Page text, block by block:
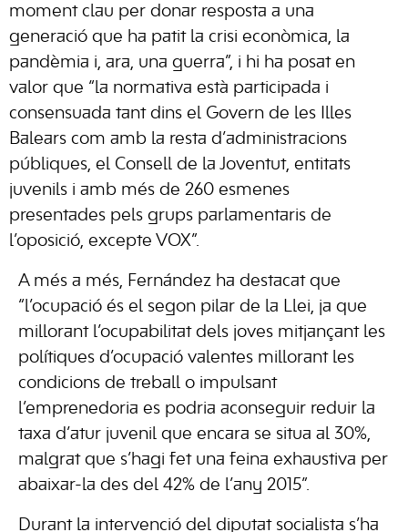
moment clau per donar resposta a una
generació que ha patit la crisi econòmica, la
pandèmia i, ara, una guerra”, i hi ha posat en
valor que “la normativa està participada i
consensuada tant dins el Govern de les Illes
Balears com amb la resta d’administracions
públiques, el Consell de la Joventut, entitats
juvenils i amb més de 260 esmenes
presentades pels grups parlamentaris de
l’oposició, excepte VOX”.
A més a més, Fernández ha destacat que
“l’ocupació és el segon pilar de la Llei, ja que
millorant l’ocupabilitat dels joves mitjançant les
polítiques d’ocupació valentes millorant les
condicions de treball o impulsant
l’emprenedoria es podria aconseguir reduir la
taxa d’atur juvenil que encara se situa al 30%,
malgrat que s’hagi fet una feina exhaustiva per
abaixar-la des del 42% de l’any 2015”.
Durant la intervenció del diputat socialista s’ha